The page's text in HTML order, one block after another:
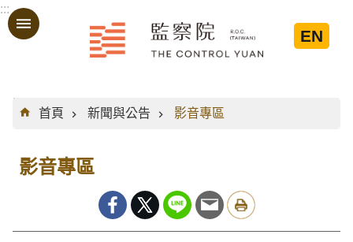
跳到主要內容區塊
:::
EN
:::
首頁
新聞與公告 影音專區
影音專區